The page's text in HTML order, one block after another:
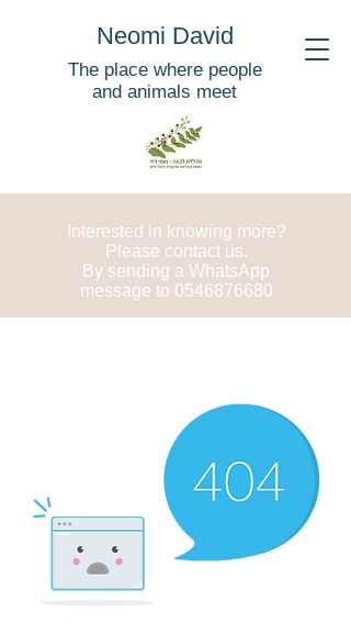
Neomi David
The place where people
and animals meet
Interested in knowing more?
Please contact us.
By sending a WhatsApp
message to 0546876680